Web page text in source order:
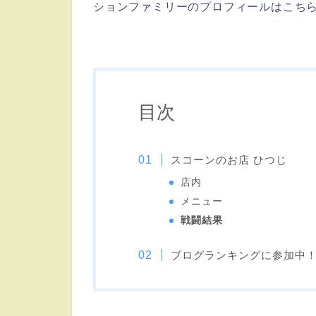
ションファミリーのプロフィールはこ
目次
スコーンのお店 ひつじ
店内
メニュー
戦闘結果
ブログランキングに参加中！